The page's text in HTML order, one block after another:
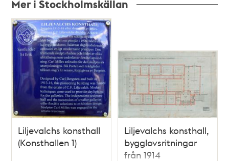
Mer i Stockholmskällan
Relaterade
poster
och
teman
Liljevalchs konsthall
(Konsthallen 1)
Liljevalchs konsthall,
bygglovsritningar
från 1914